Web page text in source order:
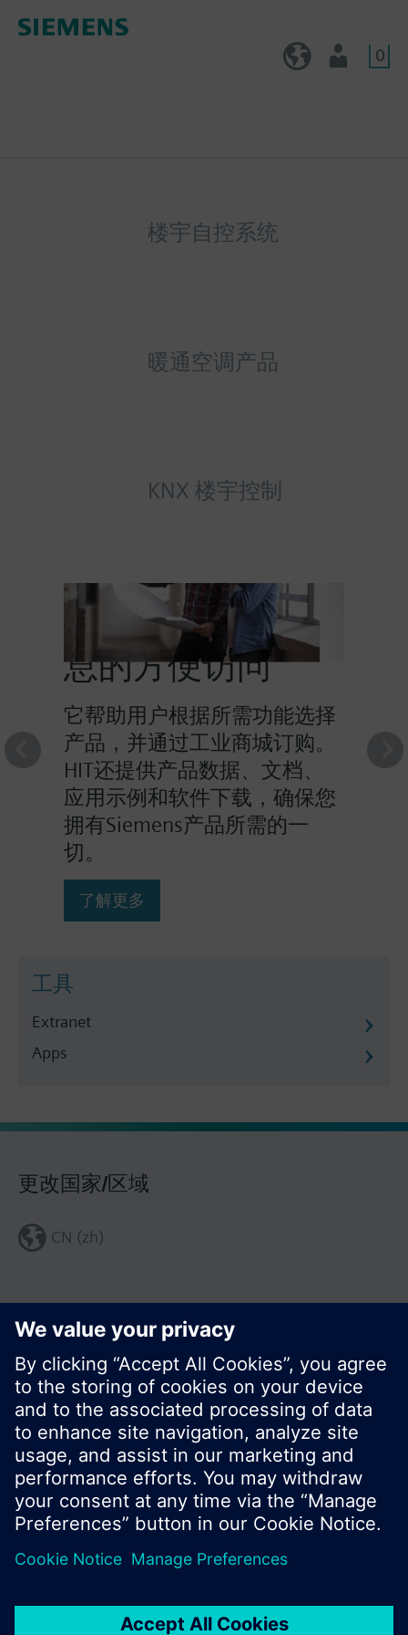
0
楼宇自控系统
暖通空调产品
KNX 楼宇控制
HIT提供对产品信
息的方便访问
它帮助用户根据所需功能选择
产品，并通过工业商城订购。
HIT还提供产品数据、文档、
应用示例和软件下载，确保您
拥有Siemens产品所需的一
切。
了解更多
工具
Extranet
Apps
更改国家/区域
CN (zh)